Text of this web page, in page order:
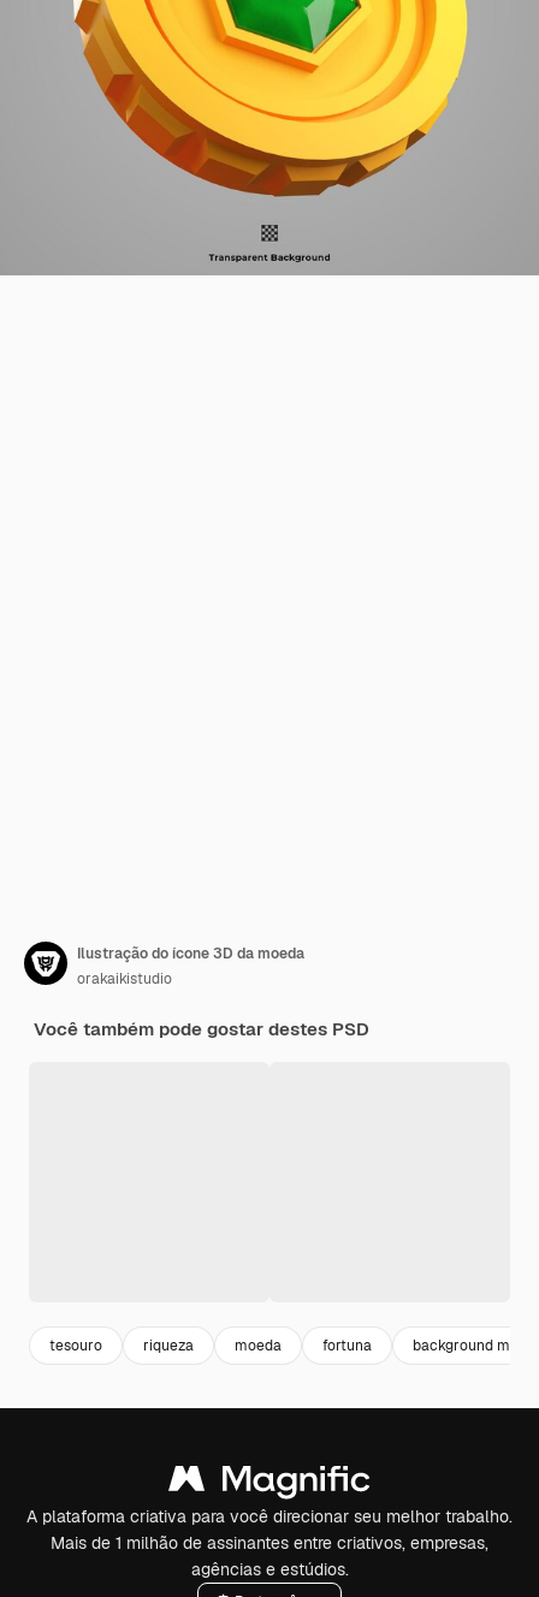
Ilustração do ícone 3D da moeda
orakaikistudio
Você também pode gostar destes PSD
tesouro riqueza moeda fortuna background
A plataforma criativa para você direcionar seu melhor trabalho.
Mais de 1 milhão de assinantes entre criativos, empresas,
agências e estúdios.